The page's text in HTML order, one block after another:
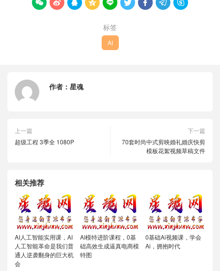
        
标签
AI
作者： 星魂
上一篇
超级工程 3季全 1080P
下一篇
70套时尚中式剪映婚礼婚庆快剪
模板花絮视频草稿文件
相关推荐
AI人工智能实用课，AI
人工智能革命是我们普
通人逆袭翻身的巨大机
会
AI模特进阶课程，0基
础高效生成逼真电商模
特图
0基础Ai视频课，学会
Ai，拥抱时代